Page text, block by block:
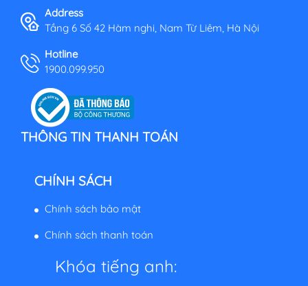
Address
Tầng 6 Số 42 Hàm nghi, Nam Từ Liêm, Hà Nội
Hotline
1900.099.950
THÔNG TIN THANH TOÁN
CHÍNH SÁCH
Chính sách bảo mật
Chính sách thanh toán
Khóa tiếng anh: